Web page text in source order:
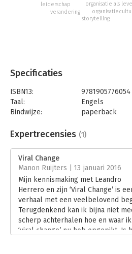
organisatie als
storytelling
verandering
leiderschap
Specificaties
ISBN13:
9781905776054
Taal:
Engels
Bindwijze:
paperback
Uitgever:
Meeting Minds
Verschijningsdatum:
Hoofdrubriek:
Expertrecensies (1)
Viral Change
Manon Ruijters | 13 januari 2016
Mijn kennismaking met Leandro
Herrero en zijn ‘Viral Change’ is
verhaal met een veelbelovend
Terugdenkend kan ik bijna niet
scherp achterhalen hoe en waar ik
‘viral change’ nu heb opgepikt. Is